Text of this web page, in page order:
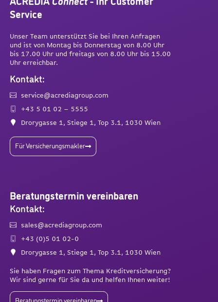
ACREDIA Connect- Ihr Customer
Service
Unser Team unterstützt Sie bei Ihren Anfragen
und ist von Montag bis Donnerstag von 8.00 Uhr
bis 17.00 Uhr und freitags von 8.00 Uhr bis 15.00
Uhr erreichbar.
Kontakt:
service@acrediagroup.com
+43 5 01 02 – 5555
Drorygasse 1, Stiege 1, Top 3.1, 1030 Wien
Für Versicherungsmakler
Beratungstermin vereinbaren
Kontakt:
sales@acrediagroup.com
+43 (0)5 01 02-0
Drorygasse 1, Stiege 1, Top 3.1, 1030 Wien
Sie haben Fragen zum Thema Kreditversicherung?
Wir sind gerne für Sie da und helfen Ihnen weiter!